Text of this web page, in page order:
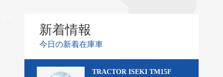
新着情報
今日の新着在庫車
TRACTOR ISEKI TM15F